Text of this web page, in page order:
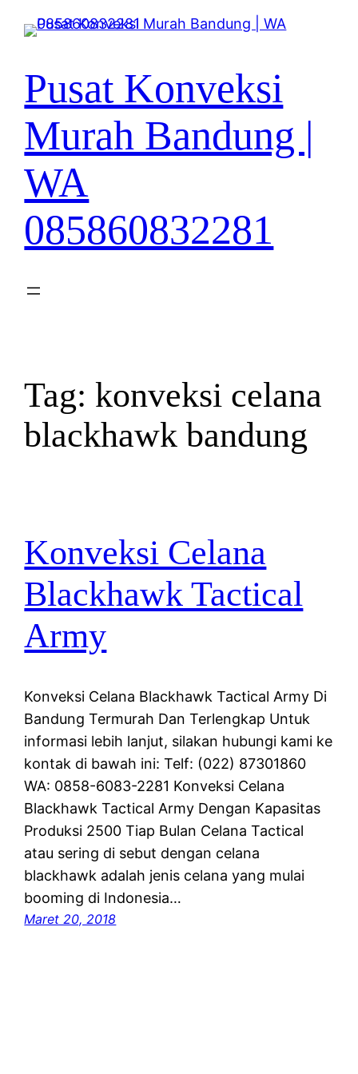
Lewati
Pusat Konveksi
Murah Bandung |
WA
085860832281
Tag:konveksi celana
blackhawk bandung
Konveksi Celana
Blackhawk Tactical
Army
Konveksi Celana Blackhawk Tactical Army Di
Bandung Termurah Dan Terlengkap Untuk
informasi lebih lanjut, silakan hubungi kami ke
kontak di bawah ini: Telf: (022) 87301860
WA: 0858-6083-2281 Konveksi Celana
Blackhawk Tactical Army Dengan Kapasitas
Produksi 2500 Tiap Bulan Celana Tactical
atau sering di sebut dengan celana
blackhawk adalah jenis celana yang mulai
booming di Indonesia…
Maret 20, 2018